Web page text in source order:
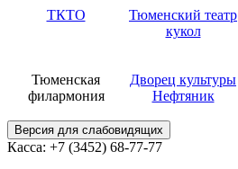
ТКТО
Тюменский театр
кукол
Тюменская
филармония
Дворец культуры
Нефтяник
Версия для слабовидящих
Касса: +7 (3452) 68-77-77